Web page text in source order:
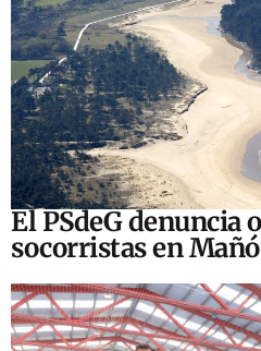
El PSdeG denuncia
socorristas en